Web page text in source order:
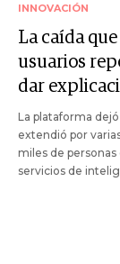
INNOVACIÓN
La caída
usuarios
dar
La plataforma
extendió por
miles de
servicios de